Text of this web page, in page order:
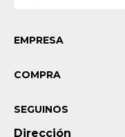
EMPRESA
COMPRA
Dirección
SEGUINOS